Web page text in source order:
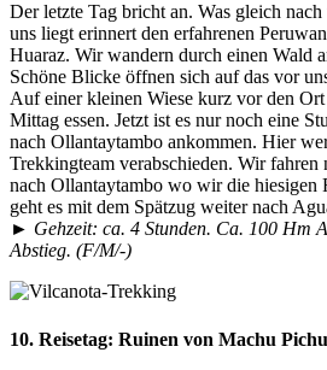
Der letzte Tag bricht an. Was gleich
uns liegt erinnert den erfahrenen
Huaraz. Wir wandern durch einen Wald
Schöne Blicke öffnen sich auf das vor
Auf einer kleinen Wiese kurz vor den
Mittag essen. Jetzt ist es nur noch eine
nach Ollantaytambo ankommen. Hier
Trekkingteam verabschieden. Wir fahren
nach Ollantaytambo wo wir die hiesigen
geht es mit dem Spätzug weiter nach
► Gehzeit: ca. 4 Stunden. Ca. 100 Hm
Abstieg. (F/M/-)
10. Reisetag: Ruinen von Machu Pichu